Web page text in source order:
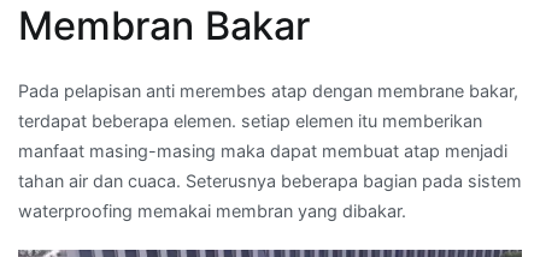
Membran Bakar
Pada pelapisan anti merembes atap dengan membrane bakar,
terdapat beberapa elemen. setiap elemen itu memberikan
manfaat masing-masing maka dapat membuat atap menjadi
tahan air dan cuaca. Seterusnya beberapa bagian pada sistem
waterproofing memakai membran yang dibakar.